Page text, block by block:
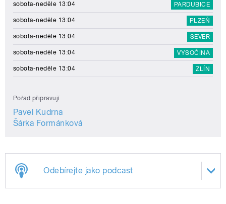
sobota-neděle 13:04 PARDUBICE
sobota-neděle 13:04 PLZEŇ
sobota-neděle 13:04 SEVER
sobota-neděle 13:04 VYSOČINA
sobota-neděle 13:04 ZLÍN
Pořad připravují
Pavel Kudrna
Šárka Formánková
Odebírejte jako podcast